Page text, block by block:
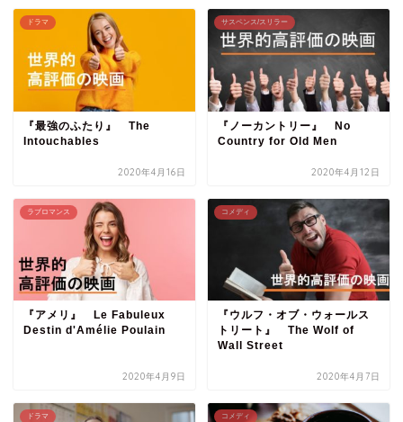
ドラマ
『最強のふたり』 The
Intouchables
2020年4月16日
サスペンス/スリラー
『ノーカントリー』 No
Country for Old Men
2020年4月12日
ラブロマンス
『アメリ』 Le Fabuleux
Destin d'Amélie Poulain
2020年4月9日
コメディ
『ウルフ・オブ・ウォールス
トリート』 The Wolf of
Wall Street
2020年4月7日
ドラマ コメディ